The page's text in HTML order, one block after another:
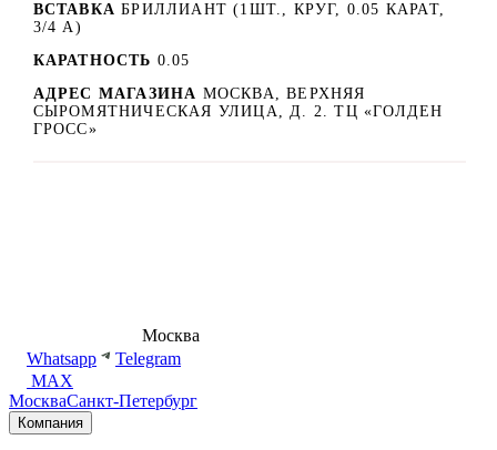
ВСТАВКА БРИЛЛИАНТ (1ШТ., КРУГ, 0.05 КАРАТ,
3/4 А)
КАРАТНОСТЬ 0.05
АДРЕС МАГАЗИНА МОСКВА, ВЕРХНЯЯ
СЫРОМЯТНИЧЕСКАЯ УЛИЦА, Д. 2. ТЦ «ГОЛДЕН
ГРОСС»
Москва
Whatsapp
Telegram
MAX
МоскваСанкт-Петербург
Компания